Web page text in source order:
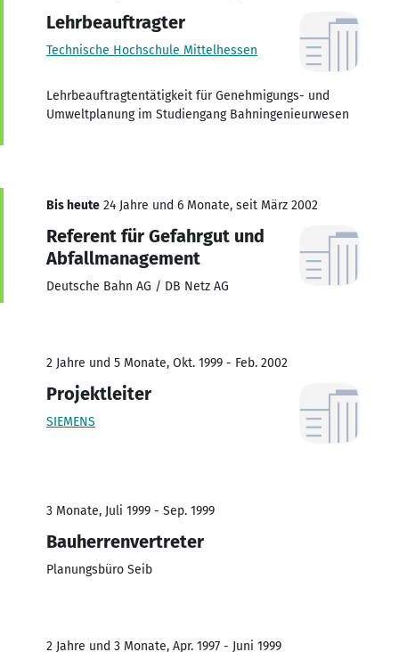
Lehrbeauftragter
Technische Hochschule Mittelhessen
Lehrbeauftragtentätigkeit für Genehmigungs- und
Umweltplanung im Studiengang Bahningenieurwesen
Bis heute 24 Jahre und 6 Monate, seit März 2002
Referent für Gefahrgut und
Abfallmanagement
Deutsche Bahn AG / DB Netz AG
2 Jahre und 5 Monate, Okt. 1999 - Feb. 2002
Projektleiter
SIEMENS
3 Monate, Juli 1999 - Sep. 1999
Bauherrenvertreter
Planungsbüro Seib
2 Jahre und 3 Monate, Apr. 1997 - Juni 1999